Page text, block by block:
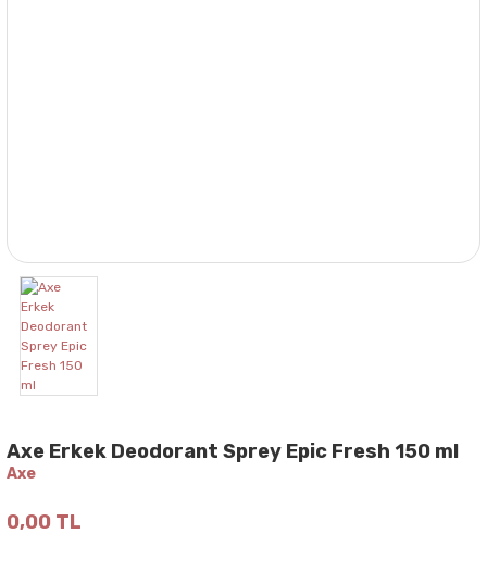
Axe Erkek Deodorant Sprey Epic Fresh 150 ml
Axe
0,00 TL